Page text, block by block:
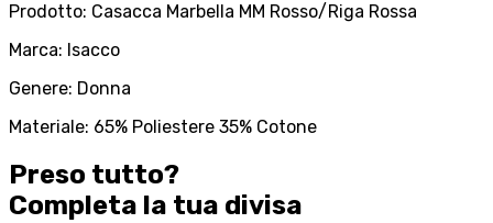
Prodotto: Casacca Marbella MM Rosso/Riga Rossa
Marca: Isacco
Genere: Donna
Materiale: 65% Poliestere 35% Cotone
Preso tutto?
Completa la tua divisa